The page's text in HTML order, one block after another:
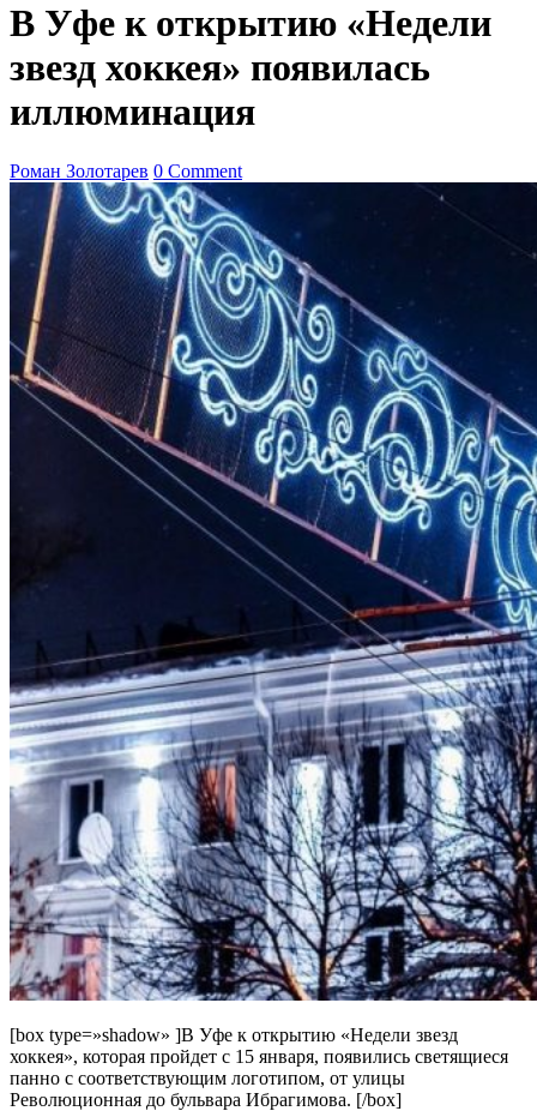
В Уфе к открытию «Недели
звезд хоккея» появилась
иллюминация
Роман Золотарев 0 Comment
[box type=»shadow» ]В Уфе к открытию «Недели звезд
хоккея», которая пройдет с 15 января, появились светящиеся
панно с соответствующим логотипом, от улицы
Революционная до бульвара Ибрагимова. [/box]